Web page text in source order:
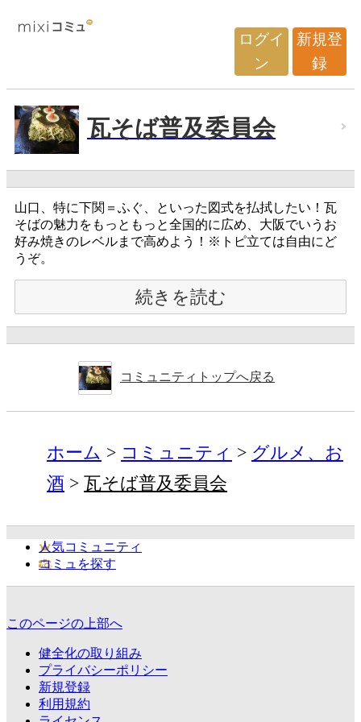
ログイ
ン
新規登
録
瓦そば普及委員会
山口、特に下関＝ふぐ、といった図式を払拭したい！瓦
そばの魅力をもっともっと全国的に広め、大阪でいうお
好み焼きのレベルまで高めよう！※トピ立ては自由にど
うぞ。
続きを読む
コミュニティトップへ戻る
ホーム コミュニティ
グルメ、お
酒
瓦そば普及委員会
人気コミュニティ
コミュを探す
このページの上部へ
健全化の取り組み
プライバシーポリシー
新規登録
利用規約